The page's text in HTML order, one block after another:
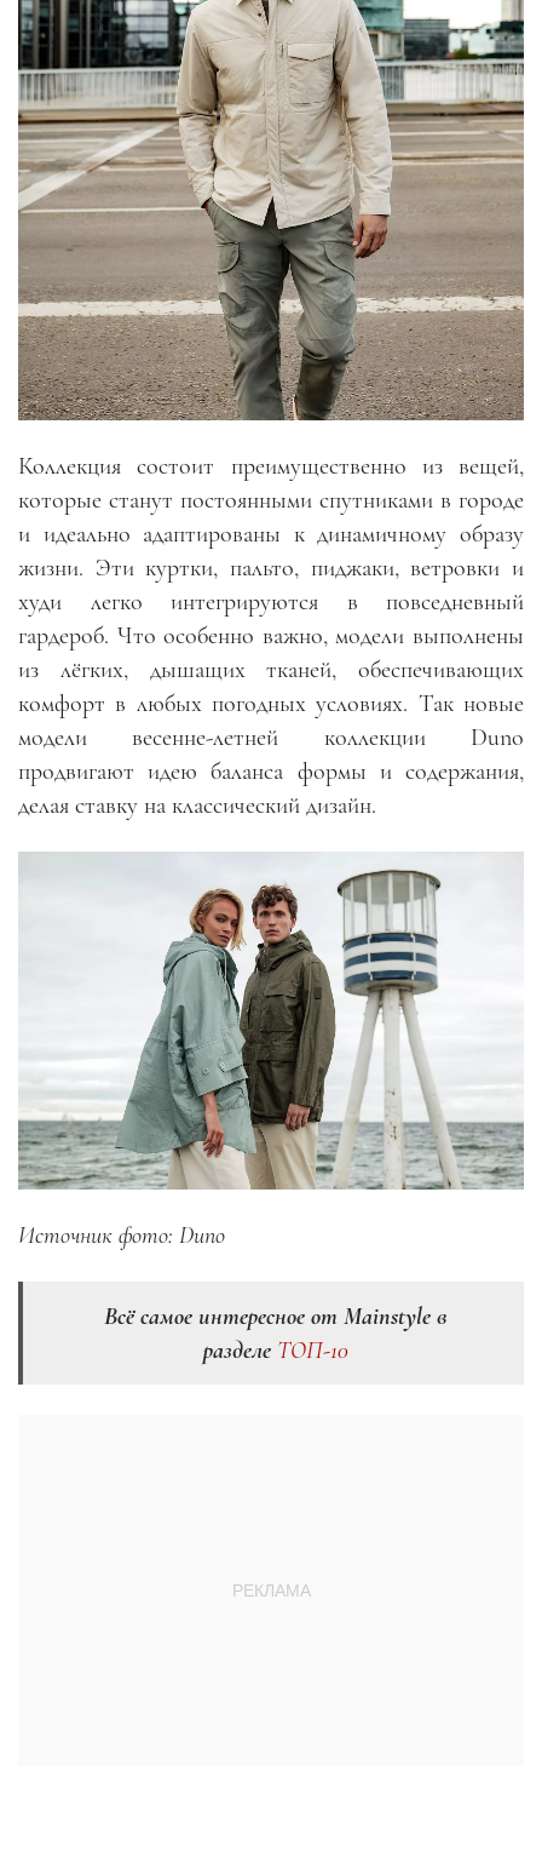
Коллекция состоит преимущественно из вещей,
которые станут постоянными спутниками в городе
и идеально адаптированы к динамичному образу
жизни. Эти куртки, пальто, пиджаки, ветровки и
худи легко интегрируются в повседневный
гардероб. Что особенно важно, модели выполнены
из лёгких, дышащих тканей, обеспечивающих
комфорт в любых погодных условиях. Так новые
модели весенне-летней коллекции Duno
продвигают идею баланса формы и содержания,
делая ставку на классический дизайн.
Источник фото: Duno
Всё самое интересное от Mainstyle в
разделе ТОП-10